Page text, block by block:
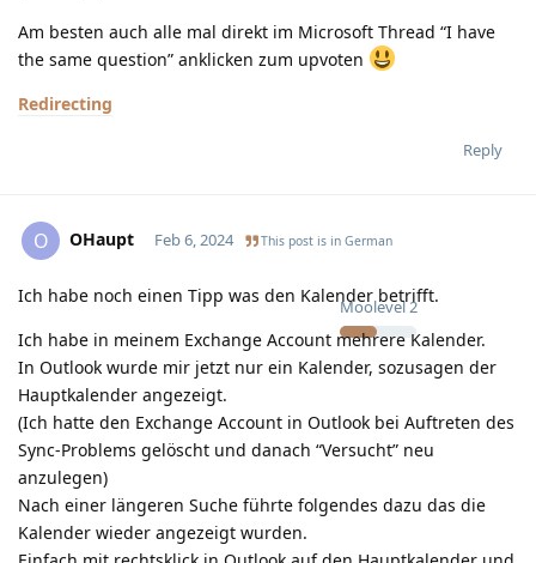
Am besten auch alle mal direkt im Microsoft Thread “I have
the same question” anklicken zum upvoten
Redirecting
Reply
O OHaupt
Moolevel2
Feb 6, 2024 This post is in German
Ich habe noch einen Tipp was den Kalender betrifft.
Ich habe in meinem Exchange Account mehrere Kalender.
In Outlook wurde mir jetzt nur ein Kalender, sozusagen der
Hauptkalender angezeigt.
(Ich hatte den Exchange Account in Outlook bei Auftreten des
Sync-Problems gelöscht und danach “Versucht” neu
anzulegen)
Nach einer längeren Suche führte folgendes dazu das die
Kalender wieder angezeigt wurden.